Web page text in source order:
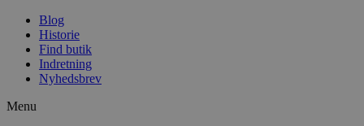
Blog
Historie
Find butik
Indretning
Nyhedsbrev
Menu